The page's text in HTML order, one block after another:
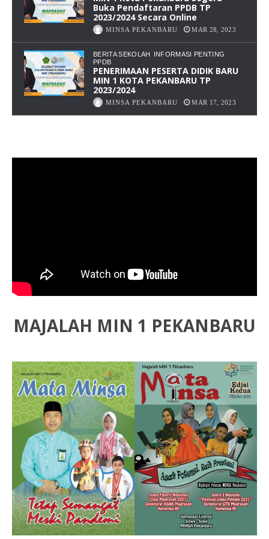
Buka Pendaftaran PPDB TP
2023/2024 Secara Online
MINSA PEKANBARU MAR 28, 2023
BERITA SEKOLAH
INFORMASI PENTING
PPDB
PENERIMAAN PESERTA DIDIK BARU
MIN 1 KOTA PEKANBARU TP
2023/2024
MINSA PEKANBARU MAR 17, 2023
MAJALAH MIN 1 PEKANBARU